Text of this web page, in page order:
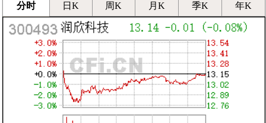
分时 日K 周K 月K 季K 年K